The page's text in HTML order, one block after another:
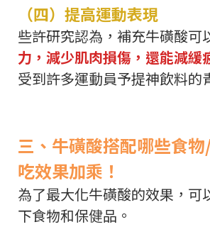
（四）提高運動表現
些許研究認為，補充牛磺酸可
力，減少肌肉損傷，還能減緩
受到許多運動員予提神飲料的
三、牛磺酸搭配哪些食
吃效果加乘！
為了最大化牛磺酸的效果，可
下食物和保健品。